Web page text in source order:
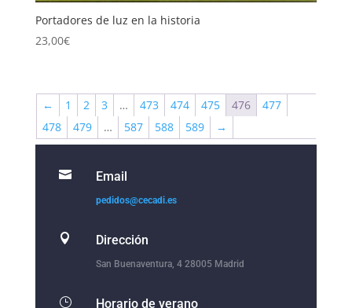
Portadores de luz en la historia
23,00€
← 1 2 3 … 473 474 475 476
477
478
479 … 587 588 589 →
 Email
pedidos@cecadi.es
 Dirección
San Buenaventura, 4 28005 Madrid
} Horario de verano